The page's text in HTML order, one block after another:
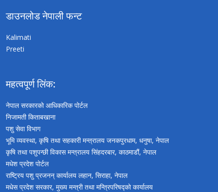
डाउनलोड नेपाली फन्ट
Kalimati
Preeti
महत्वपूर्ण लिंक:
नेपाल सरकारको आधिकारिक पोर्टल
निजामती किताबखाना
पशु सेवा विभाग
भूमि व्यवस्था, कृषि तथा सहकारी मन्त्रालय जनकपुरधाम, धनुषा, नेपाल
कृषि तथा पशुपन्छी विकास मन्त्रालय सिंहदरबार, काठमाडौं, नेपाल
मधेश प्रदेश पोर्टल
राष्ट्रिय पशु प्रजनन् कार्यालय लहान, सिराहा, नेपाल
मधेस प्रदेश सरकार, मुख्य मन्त्री तथा मन्त्रिपरिषद्को कार्यालय